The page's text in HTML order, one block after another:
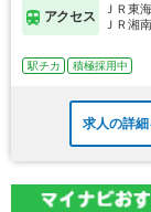
アクセス
ＪＲ東
ＪＲ湘
駅チカ 積極採用中
求人の詳